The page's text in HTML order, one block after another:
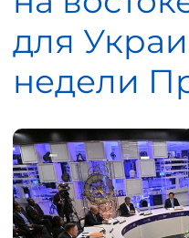
для
недели